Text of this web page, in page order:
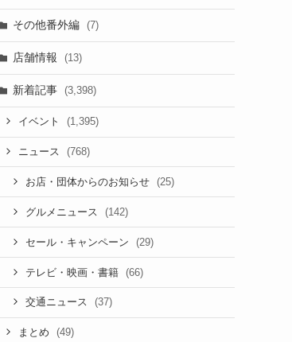
その他番外編 (7)
店舗情報 (13)
新着記事 (3,398)
イベント (1,395)
ニュース (768)
お店・団体からのお知らせ (25)
グルメニュース (142)
セール・キャンペーン (29)
テレビ・映画・書籍 (66)
交通ニュース (37)
まとめ (49)